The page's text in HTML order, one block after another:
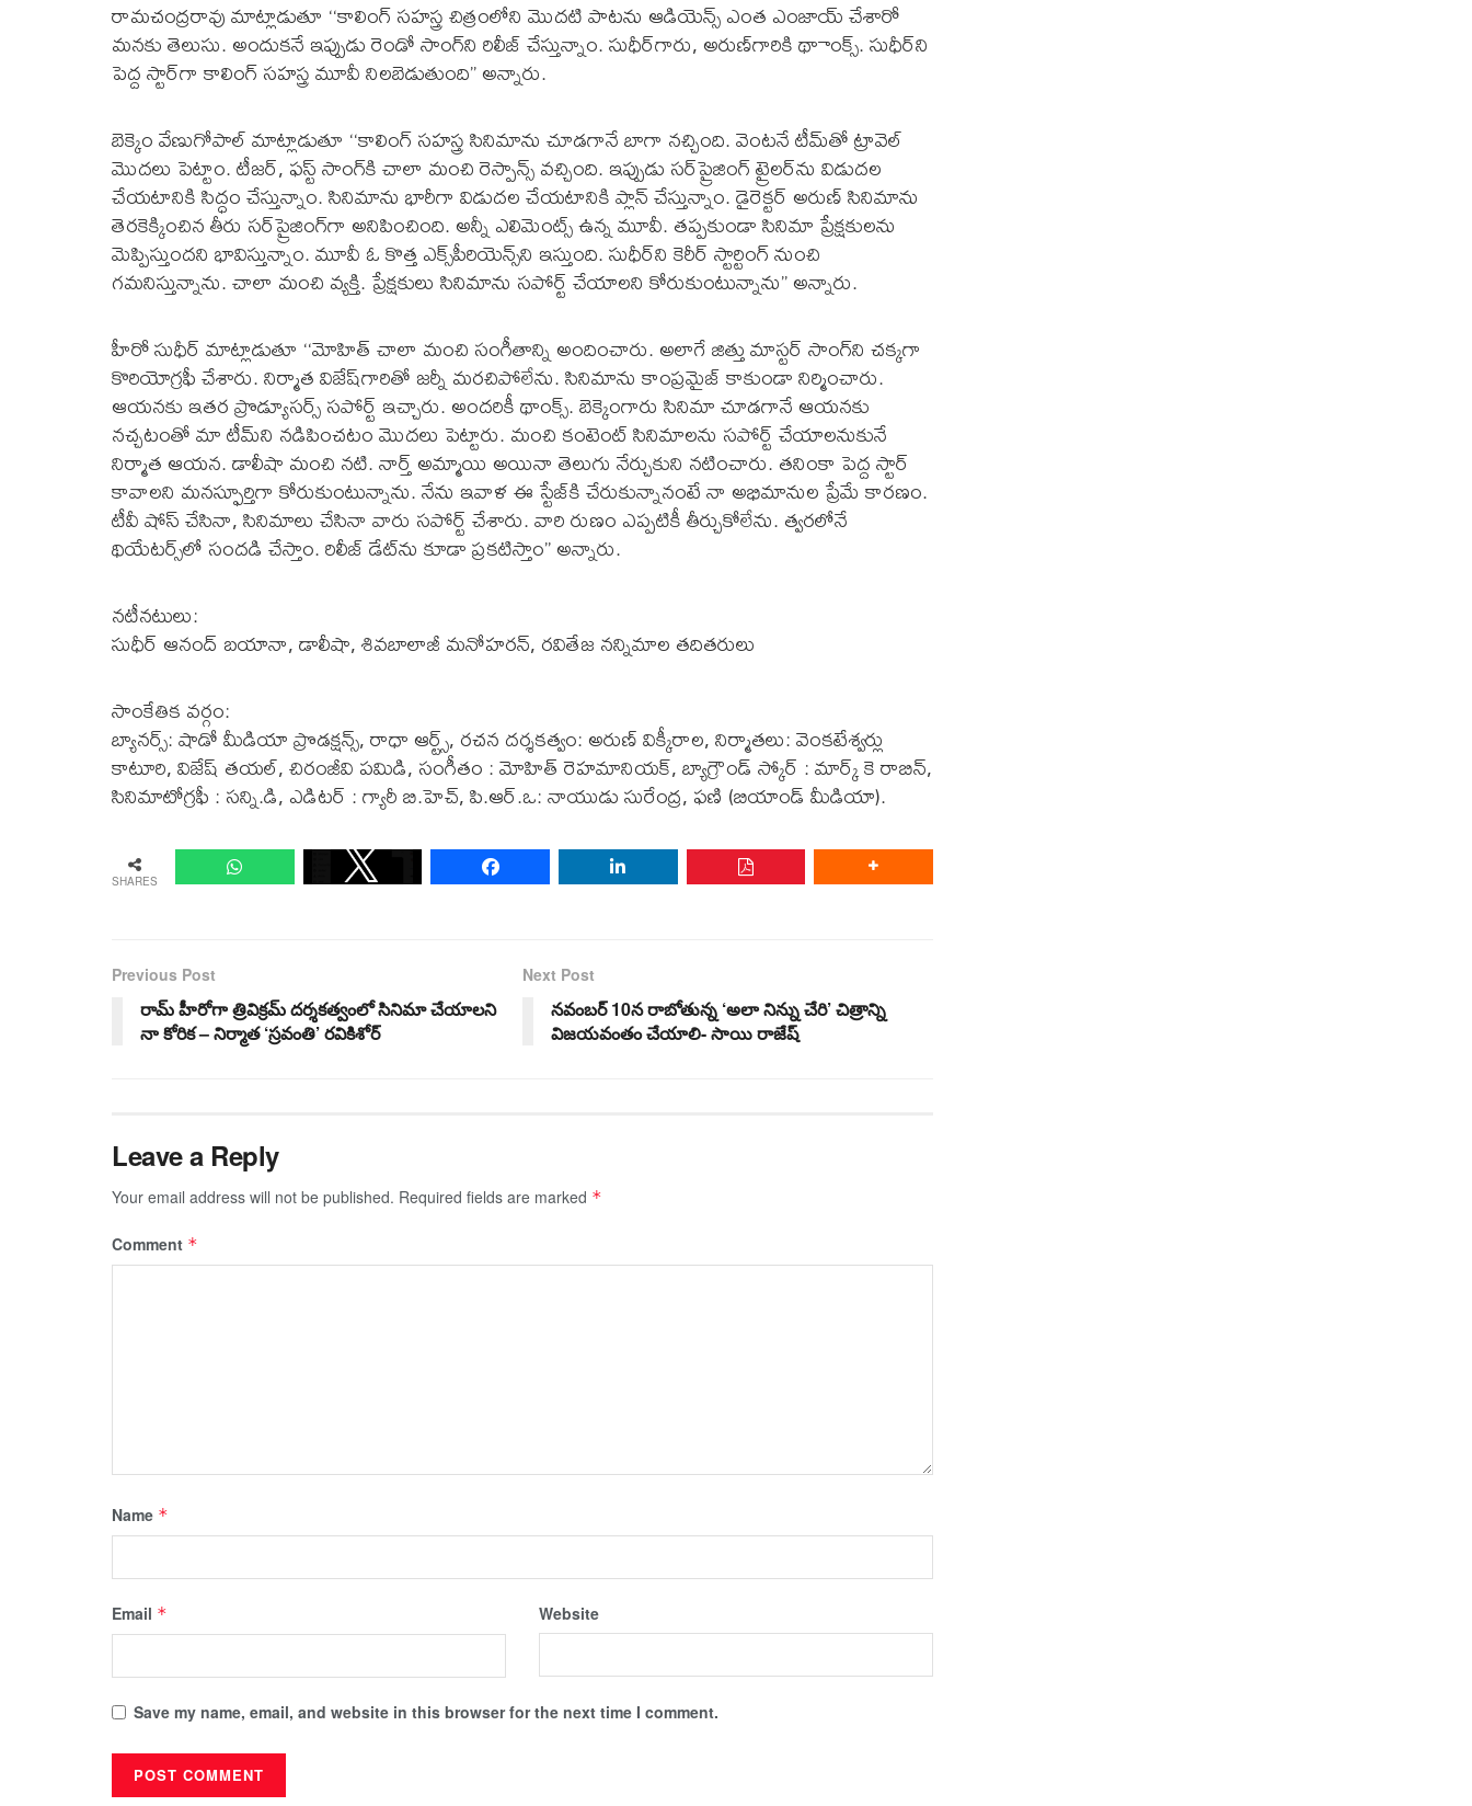
రామచంద్రరావు మాట్లాడుతూ ‘‘కాలింగ్ సహస్త్ర చిత్రంలోని మొదటి పాటను ఆడియెన్స్ ఎంత ఎంజాయ్ చేశారో
మనకు తెలుసు. అందుకనే ఇప్పుడు రెండో సాంగ్‌ని రిలీజ్ చేస్తున్నాం. సుధీర్‌గారు, అరుణ్‌గారికి థాాంక్స్. సుధీర్‌ని
పెద్ద స్టార్‌గా కాలింగ్ సహస్త్ర మూవీ నిలబెడుతుంది’’ అన్నారు.
బెక్కెం వేణుగోపాల్ మాట్లాడుతూ ‘‘కాలింగ్ సహస్త్ర సినిమాను చూడగానే బాగా నచ్చింది. వెంటనే టీమ్‌తో ట్రావెల్
మొదలు పెట్టాం. టీజర్, ఫస్ట్ సాంగ్‌కి చాలా మంచి రెస్పాన్స్ వచ్చింది. ఇప్పుడు సర్‌ప్రైజింగ్ ట్రైలర్‌ను విడుదల
చేయటానికి సిద్ధం చేస్తున్నాం. సినిమాను భారీగా విడుదల చేయటానికి ప్లాన్ చేస్తున్నాం. డైరెక్టర్ అరుణ్ సినిమాను
తెరకెక్కించిన తీరు సర్‌ప్రైజింగ్‌గా అనిపించింది. అన్నీ ఎలిమెంట్స్ ఉన్న మూవీ. తప్పకుండా సినిమా ప్రేక్షకులను
మెప్పిస్తుందని భావిస్తున్నాం. మూవీ ఓ కొత్త ఎక్స్‌పీరియెన్స్‌ని ఇస్తుంది. సుధీర్‌ని కెరీర్ స్టార్టింగ్ నుంచి
గమనిస్తున్నాను. చాలా మంచి వ్యక్తి. ప్రేక్షకులు సినిమాను సపోర్ట్ చేయాలని కోరుకుంటున్నాను’’ అన్నారు.
హీరో సుధీర్ మాట్లాడుతూ ‘‘మోహిత్ చాలా మంచి సంగీతాన్ని అందించారు. అలాగే జిత్తు మాస్టర్ సాంగ్‌ని చక్కగా
కొరియోగ్రఫీ చేశారు. నిర్మాత విజేష్‌గారితో జర్నీ మరచిపోలేను. సినిమాను కాంప్రమైజ్ కాకుండా నిర్మించారు.
ఆయనకు ఇతర ప్రొడ్యూసర్స్ సపోర్ట్ ఇచ్చారు. అందరికీ థాంక్స్. బెక్కెంగారు సినిమా చూడగానే ఆయనకు
నచ్చటంతో మా టీమ్‌ని నడిపించటం మొదలు పెట్టారు. మంచి కంటెంట్ సినిమాలను సపోర్ట్ చేయాలనుకునే
నిర్మాత ఆయన. డాలీషా మంచి నటి. నార్త్ అమ్మాయి అయినా తెలుగు నేర్చుకుని నటించారు. తనింకా పెద్ద స్టార్
కావాలని మనస్ఫూర్తిగా కోరుకుంటున్నాను. నేను ఇవాళ ఈ స్టేజ్‌కి చేరుకున్నానంటే నా అభిమానుల ప్రేమే కారణం.
టీవీ షోస్ చేసినా, సినిమాలు చేసినా వారు సపోర్ట్ చేశారు. వారి రుణం ఎప్పటికీ తీర్చుకోలేను. త్వరలోనే
థియేటర్స్‌లో సందడి చేస్తాం. రిలీజ్ డేట్‌ను కూడా ప్రకటిస్తాం’’ అన్నారు.
న‌టీన‌టులు:
సుధీర్ ఆనంద్ బయానా, డాలీషా, శివబాలాజీ మనోహరన్, రవితేజ నన్నిమాల త‌దిత‌రులు
సాంకేతిక వ‌ర్గం:
బ్యాన‌ర్స్‌: షాడో మీడియా ప్రొడక్ష‌న్స్‌, రాధా ఆర్ట్స్, రచన దర్శకత్వం: అరుణ్ విక్కీరాల, నిర్మాతలు: వెంక‌టేశ్వ‌ర్లు
కాటూరి, విజేష్ త‌యల్‌, చిరంజీవి ప‌మిడి, సంగీతం : మోహిత్ రెహమానియక్, బ్యాగ్రౌండ్ స్కోర్ : మార్క్ కె రాబిన్,
సినిమాటోగ్రఫీ : సన్ని.డి, ఎడిటర్ : గ్యారీ బి.హెచ్‌, పి.ఆర్‌.ఒ: నాయుడు సురేంద్ర‌, ఫ‌ణి (బియాండ్ మీడియా).
SHARES
Previous Post
రామ్ హీరోగా త్రివిక్రమ్ దర్శకత్వంలో సినిమా చేయాలని
నా కోరిక – నిర్మాత ‘స్రవంతి’ రవికిశోర్
Next Post
నవంబర్ 10న రాబోతున్న ‘అలా నిన్ను చేరి’ చిత్రాన్ని
విజయవంతం చేయాలి- సాయి రాజేష్
Leave a Reply
Your email address will not be published. Required fields are marked *
Comment *
Name *
Email * Website
Save my name, email, and website in this browser for the next time I comment.